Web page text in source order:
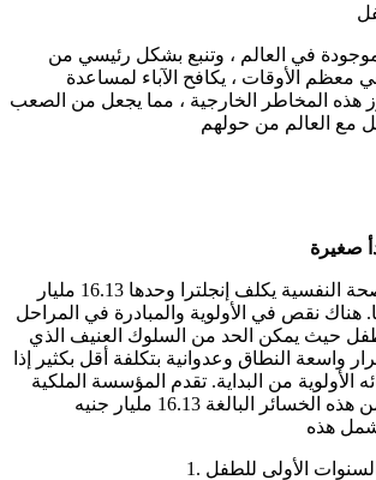
في العالم ، وتنبع بشكل رئيسي من
معظم الأوقات ، يكافح الآباء لمساعدة
هذه المخاطر الخارجية ، مما يجعل من الصعب
صغيرة
عدم الإنفاق على الصحة النفسية يكلف إنجلترا وحدها 16.13 مليار
هناك نقص في الأولوية والمبادرة في المراحل
حيث يمكن الحد من السلوك العنيف الذي
واسعة النطاق وعدوانية بتكلفة أقل بكثير إذا
الأولوية من البداية. تقدم المؤسسة الملكية
ست توصيات للحد من هذه الخسائر البالغة 16.13 مليار جنيه